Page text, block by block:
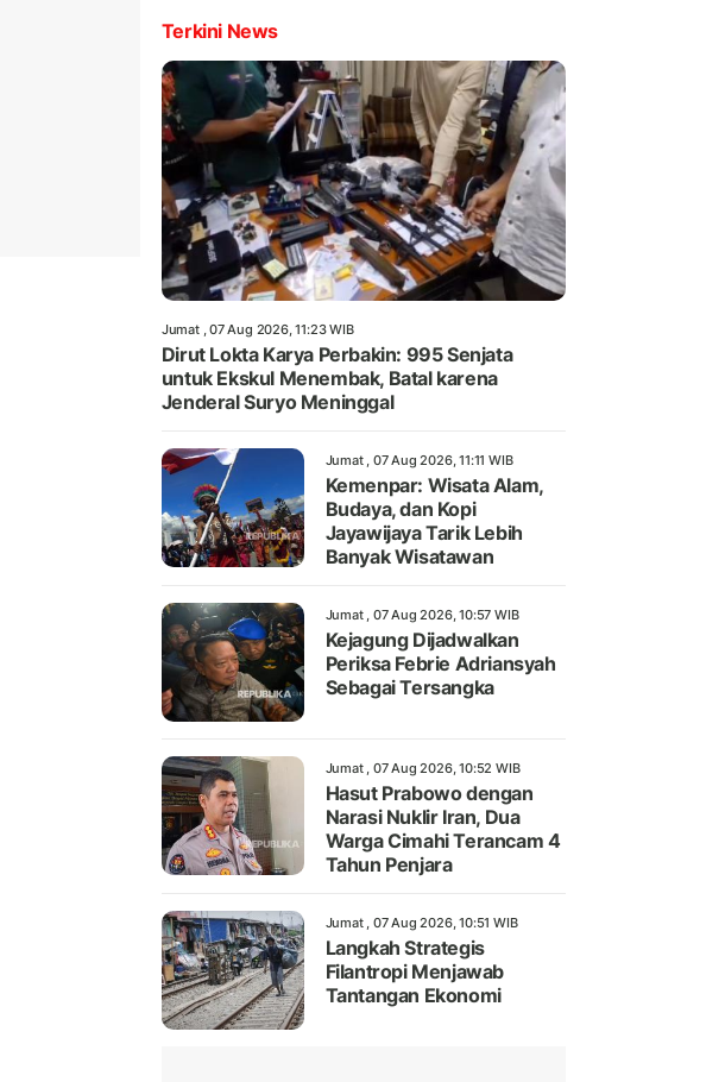
Terkini News
Jumat , 07 Aug 2026, 11:23 WIB
Dirut Lokta Karya Perbakin: 995 Senjata
untuk Ekskul Menembak, Batal karena
Jenderal Suryo Meninggal
Jumat , 07 Aug 2026, 11:11 WIB
Kemenpar: Wisata Alam,
Budaya, dan Kopi
Jayawijaya Tarik Lebih
Banyak Wisatawan
Jumat , 07 Aug 2026, 10:57 WIB
Kejagung Dijadwalkan
Periksa Febrie Adriansyah
Sebagai Tersangka
Jumat , 07 Aug 2026, 10:52 WIB
Hasut Prabowo dengan
Narasi Nuklir Iran, Dua
Warga Cimahi Terancam 4
Tahun Penjara
Jumat , 07 Aug 2026, 10:51 WIB
Langkah Strategis
Filantropi Menjawab
Tantangan Ekonomi